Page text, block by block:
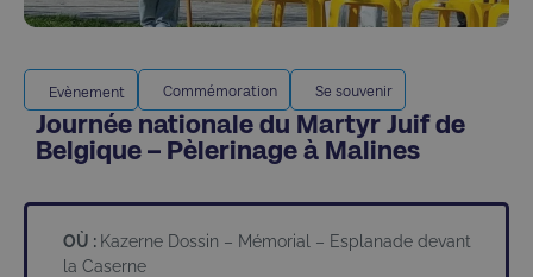
Evènement Commémoration Se souvenir
Journée nationale du Martyr Juif de
Belgique – Pèlerinage à Malines
OÙ : Kazerne Dossin – Mémorial – Esplanade devant
la Caserne